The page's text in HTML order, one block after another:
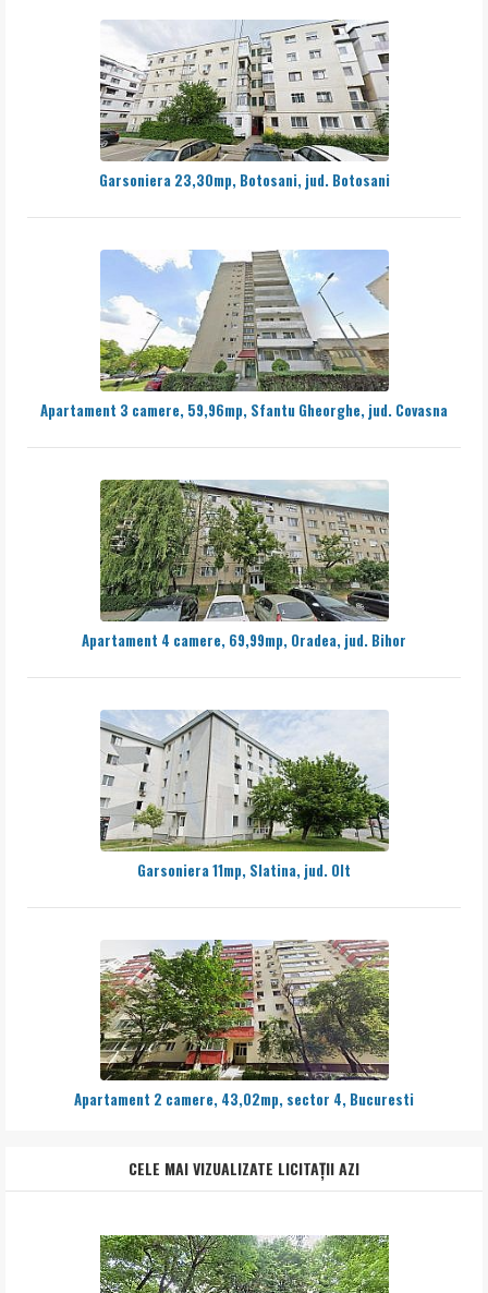
Garsoniera 23,30mp, Botosani, jud. Botosani
Apartament 3 camere, 59,96mp, Sfantu Gheorghe, jud. Covasna
Apartament 4 camere, 69,99mp, Oradea, jud. Bihor
Garsoniera 11mp, Slatina, jud. Olt
Apartament 2 camere, 43,02mp, sector 4, Bucuresti
CELE MAI VIZUALIZATE LICITAȚII AZI